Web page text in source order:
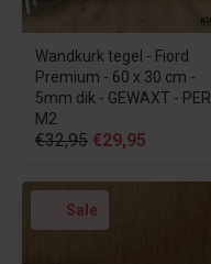
Wandkurk tegel - Fiord
Premium - 60 x 30 cm -
5mm dik - GEWAXT - PER
M2
€32,95 €29,95
Sale